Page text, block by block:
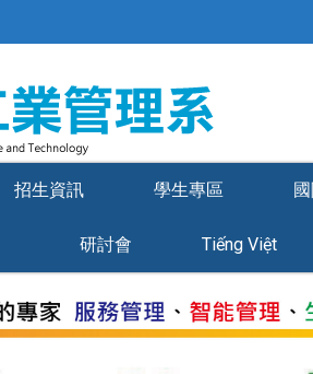
招生資訊 學生專區
研討會 Tiếng Việt